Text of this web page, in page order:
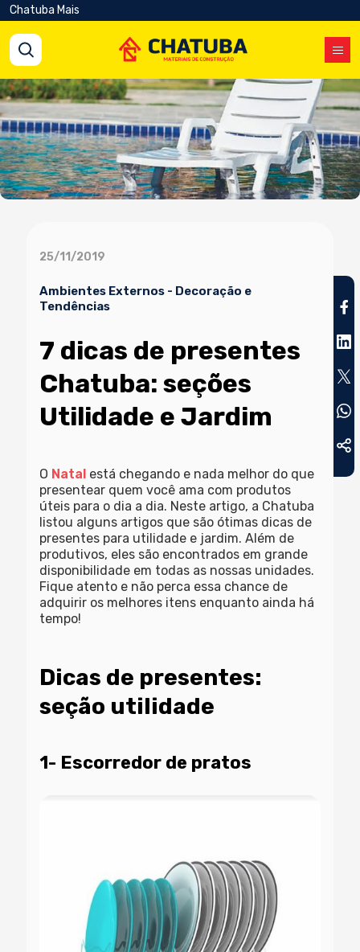
Chatuba Mais
25/11/2019
Ambientes Externos - Decoração e
Tendências
7 dicas de presentes
Chatuba: seções
Utilidade e Jardim
O Natal está chegando e nada melhor do que
presentear quem você ama com produtos
úteis para o dia a dia. Neste artigo, a Chatuba
listou alguns artigos que são ótimas dicas de
presentes para utilidade e jardim. Além de
produtivos, eles são encontrados em grande
disponibilidade em todas as nossas unidades.
Fique atento e não perca essa chance de
adquirir os melhores itens enquanto ainda há
tempo!
Dicas de presentes:
seção utilidade
1- Escorredor de pratos